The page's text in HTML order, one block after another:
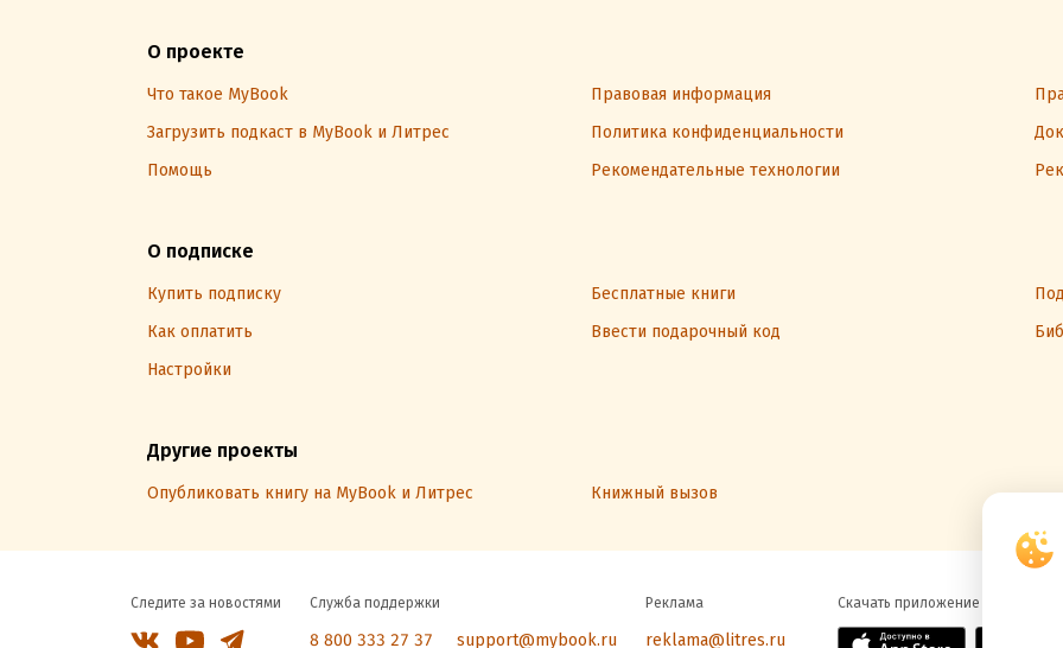
О проекте
Что такое MyBook Правовая информация
Загрузить подкаст в MyBook и Литрес
Политика конфиденциальности
Помощь
Рекомендательные технологии
О подписке
Купить подписку Бесплатные книги
Как оплатить
Ввести подарочный код
Настройки
Другие проекты
Опубликовать книгу на MyBook и Литрес Книжный вызов
Следите за новостями Служба поддержки
8 800 333 27 37 support@mybook.ru
Реклама
reklama@litres.ru
Скачать приложение